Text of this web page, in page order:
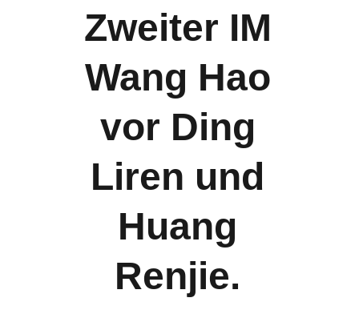
Zweiter IM
Wang Hao
vor Ding
Liren und
Huang
Renjie.